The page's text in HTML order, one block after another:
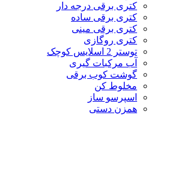
کتری برقی درجه دار
کتری برقی ساده
کتری برقی مینی
کتری روگازی
توستر 2 اسلایس کوچک
آب مرکبات گیری
گوشت کوب برقی
مخلوط کن
اسپرسو ساز
همزن دستی